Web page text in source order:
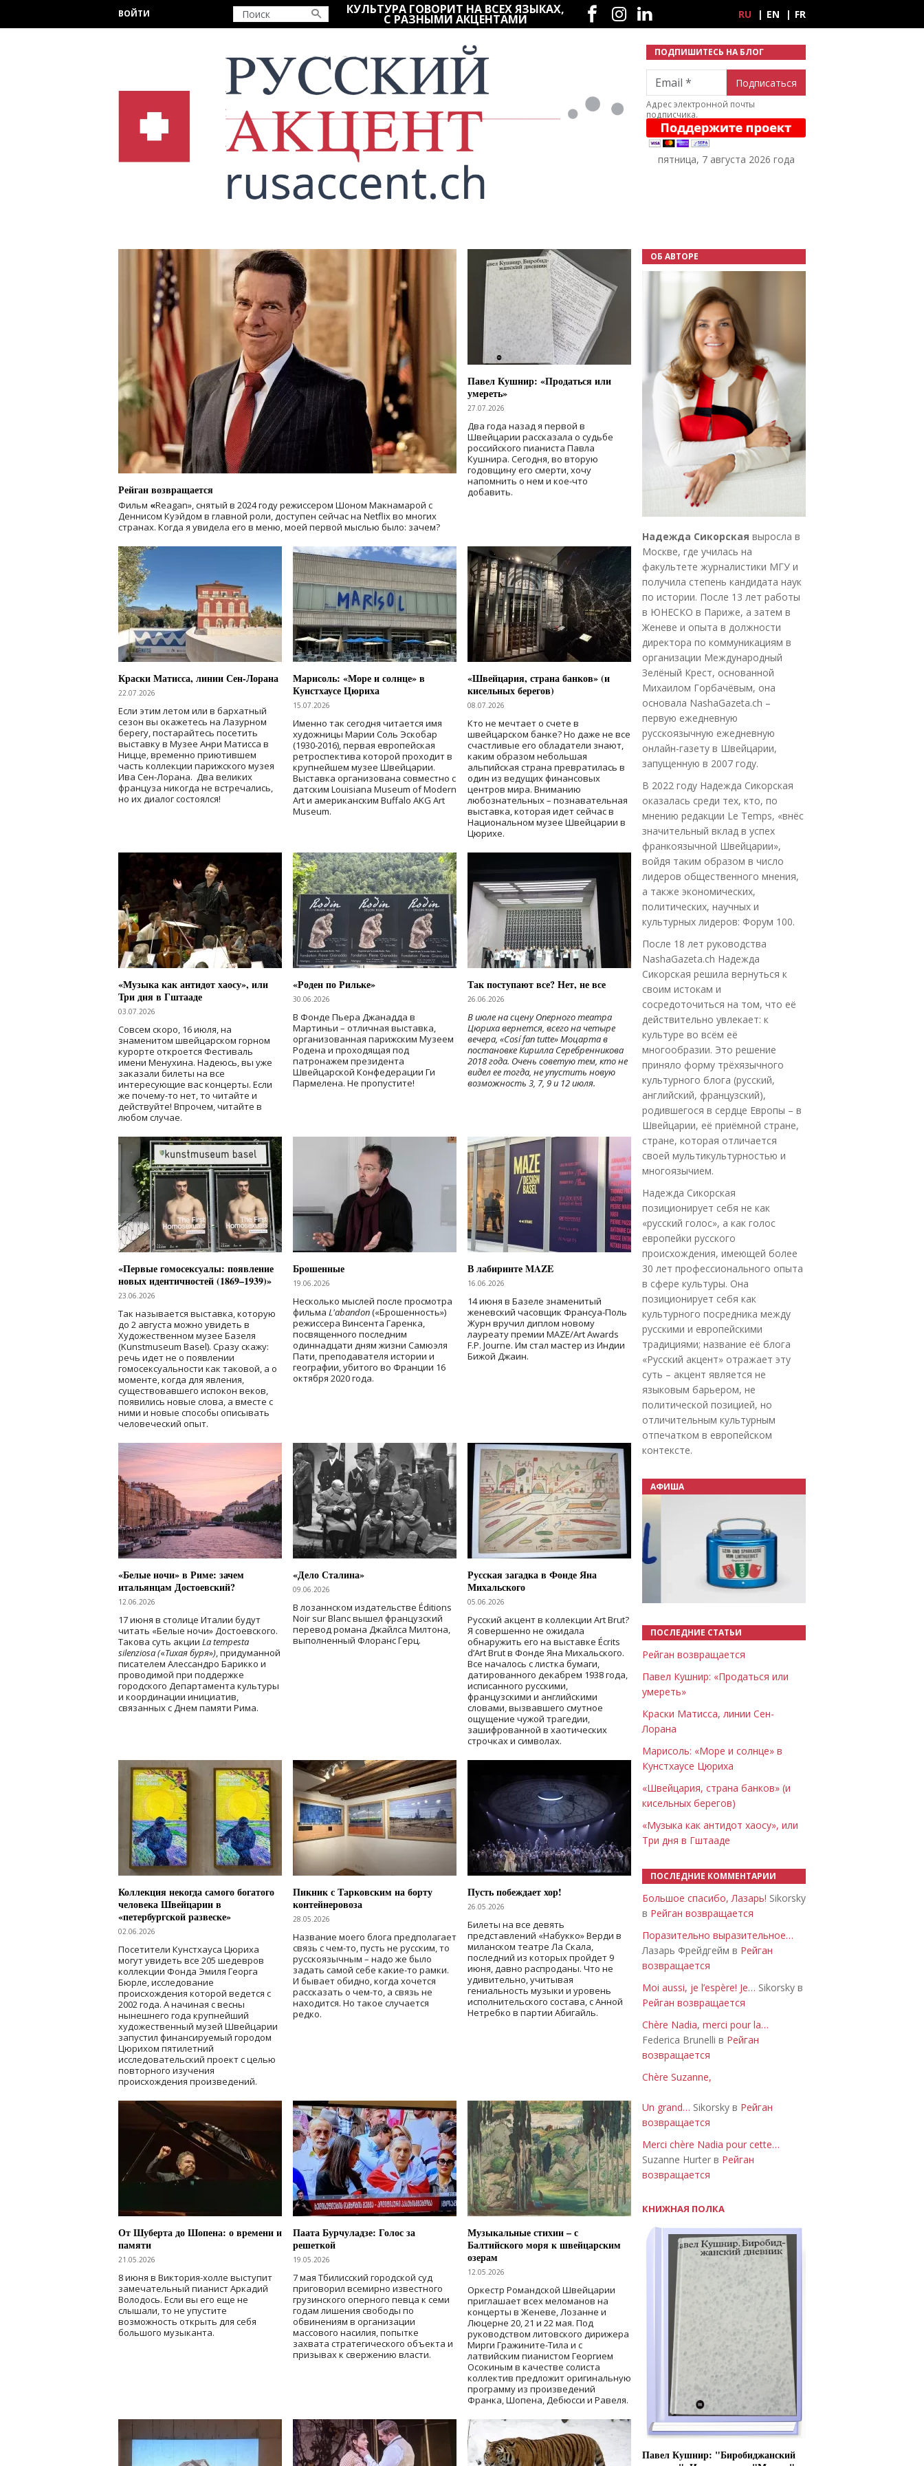
ВОЙТИ КУЛЬТУРА ГОВОРИТ НА ВСЕХ ЯЗЫКАХ,
С РАЗНЫМИ АКЦЕНТАМИ
Социальные сети
RU EN FR
ПОДПИШИТЕСЬ НА БЛОГ
Email
Адрес электронной почты
подписчика.
пятница, 7 августа 2026 года
Рейган возвращается
Фильм «Reagan», снятый в 2024 годурежиссером Шоном Макнамарой с
Деннисом Куэйдом в главной роли, доступен сейчас на Netflix во многих
странах. Когда я увидела его в меню, моей первой мыслью было: зачем?
Павел Кушнир: «Продаться или
умереть»
27.07.2026
Два года назад я первой в
Швейцарии рассказала о судьбе
российского пианиста Павла
Кушнира. Сегодня, во вторую
годовщину его смерти, хочу
напомнить о нем и кое-что
добавить.
Краски Матисса, линии Сен-Лорана
22.07.2026
Если этим летом или в бархатный
сезон вы окажетесь на Лазурном
берегу, постарайтесь посетить
выставку в Музее Анри Матисса в
Ницце, временно приютившем
часть коллекции парижского музея
Ива Сен-Лорана. Два великих
француза никогда не встречались,
но их диалог состоялся!
Марисоль: «Море и солнце» в
Кунстхаусе Цюриха
15.07.2026
Именно так сегодня читается имя
художницы Марии Соль Эскобар
(1930-2016), первая европейская
ретроспектива которой проходит в
крупнейшем музее Швейцарии.
Выставка организована совместно с
датским Louisiana Museum of Modern
Art и американским Buffalo AKG Art
Museum.
«Швейцария, страна банков» (и
кисельных берегов)
08.07.2026
Кто не мечтает о счете в
швейцарском банке? Но даже не все
счастливые его обладатели знают,
каким образом небольшая
альпийская страна превратилась в
один из ведущих финансовых
центров мира. Вниманию
любознательных – познавательная
выставка, которая идет сейчас в
Национальном музее Швейцарии в
Цюрихе.
«Музыка как антидот хаосу», или
Три дня в Гштааде
03.07.2026
Совсем скоро, 16 июля, на
знаменитом швейцарском горном
курорте откроется Фестиваль
имени Менухина. Надеюсь, вы уже
заказали билеты на все
интересующие вас концерты. Если
же почему-то нет, то читайте и
действуйте! Впрочем, читайте в
любом случае.
«Роден по Рильке»
30.06.2026
В Фонде Пьера Джанадда в
Мартиньи – отличная выставка,
организованная парижским Музеем
Родена и проходящая под
патронажем президента
Швейцарской Конфедерации Ги
Пармелена. Не пропустите!
Так поступают все? Нет, не все
26.06.2026
В июле на сцену Оперного театра
Цюриха вернется, всего на четыре
вечера, «Cosí fan tutte» Моцарта в
постановке Кирилла Серебренникова
2018 года. Очень советую тем, кто не
видел ее тогда, не упустить новую
возможность 3, 7, 9 и 12 июля.
«Первые гомосексуалы: появление
новых идентичностей (1869–1939)»
23.06.2026
Так называется выставка, которую
до 2 августа можно увидеть в
Художественном музее Базеля
(Kunstmuseum Basel). Сразу скажу:
речь идет не о появлении
гомосексуальности как таковой, а о
моменте, когда для явления,
существовавшего испокон веков,
появились новые слова, а вместе с
ними и новые способы описывать
человеческий опыт.
Брошенные
19.06.2026
Несколько мыслей после просмотра
фильма L'abandon(«Брошенность»)
режиссера Винсента Гаренка,
посвященного последним
одиннадцати дням жизни Самюэля
Пати, преподавателя истории и
географии, убитого во Франции 16
октября 2020 года.
В лабиринте MAZE
16.06.2026
14 июня в Базеле знаменитый
женевский часовщик Франсуа-Поль
Журн вручил диплом новому
лауреату премии MAZE/Art Awards
F.P. Journe. Им стал мастер из Индии
Бижой Джаин.
«Белые ночи» в Риме: зачем
итальянцам Достоевский?
12.06.2026
17 июня в столице Италии будут
читать «Белые ночи» Достоевского.
Такова суть акции La tempesta
silenziosa («Тихая буря»), придуманной
писателем Алессандро Барикко и
проводимой при поддержке
городского Департамента культуры
и координации инициатив,
связанных с Днем памяти Рима.
«Дело Сталина»
09.06.2026
В лозаннском издательстве Éditions
Noir sur Blanc вышел французский
перевод романа Джайлса Милтона,
выполненный Флоранс Герц.
Русская загадка в Фонде Яна
Михальского
05.06.2026
Русский акцент в коллекции Art Brut?
Я совершенно не ожидала
обнаружить его на выставке Écrits
d’Art Brut в Фонде Яна Михальского.
Все началось с листка бумаги,
датированного декабрем 1938 года,
исписанного русскими,
французскими и английскими
словами, вызвавшего смутное
ощущение чужой трагедии,
зашифрованной в хаотических
строчках и символах.
Коллекция некогда самого богатого
человека Швейцарии в
«петербургской развеске»
02.06.2026
Посетители Кунстхауса Цюриха
могут увидеть все 205 шедевров
коллекции Фонда Эмиля Георга
Бюрле, исследование
происхождения которой ведется с
2002 года. А начиная с весны
нынешнего года крупнейший
художественный музей Швейцарии
запустил финансируемый городом
Цюрихом пятилетний
исследовательский проект с целью
повторного изучения
происхождения произведений.
Пикник с Тарковским на борту
контейнеровоза
28.05.2026
Название моего блога предполагает
связь с чем-то, пусть не русским, то
русскоязычным – надо же было
задать самой себе какие-то рамки.
И бывает обидно, когда хочется
рассказать о чем-то, а связь не
находится. Но такое случается
редко.
Пусть побеждает хор!
26.05.2026
Билеты на все девять
представлений «Набукко» Верди в
миланском театре Ла Скала,
последний из которых пройдет 9
июня, давно распроданы. Что не
удивительно, учитывая
гениальность музыки и уровень
исполнительского состава, с Анной
Нетребко в партии Абигайль.
От Шуберта до Шопена: о времени и
памяти
21.05.2026
8 июня в Виктория-холле выступит
замечательный пианист Аркадий
Володось. Если вы его еще не
слышали, то не упустите
возможность открыть для себя
большого музыканта.
Паата Бурчуладзе: Голос за
решеткой
19.05.2026
7 мая Тбилисский городской суд
приговорил всемирно известного
грузинского оперного певца к семи
годам лишения свободы по
обвинениям в организации
массового насилия, попытке
захвата стратегического объекта и
призывах к свержению власти.
Музыкальные стихии – с
Балтийского моря к швейцарским
озерам
12.05.2026
Оркестр Романдской Швейцарии
приглашает всех меломанов на
концерты в Женеве, Лозанне и
Люцерне 20, 21 и 22 мая. Под
руководством литовского дирижера
Мирги Гражините-Тила и с
латвийским пианистом Георгием
Осокиным в качестве солиста
коллектив предложит оригинальную
программу из произведений
Франка, Шопена, Дебюсси и Равеля.
ОБ АВТОРЕ
Надежда Сикорская выросла в
Москве, где училась на
факультете журналистики МГУ и
получила степень кандидата наук
по истории. После 13 лет работы
в ЮНЕСКО в Париже, а затем в
Женеве и опыта в должности
директора по коммуникациям в
организации Международный
Зелёный Крест, основанной
Михаилом Горбачёвым, она
основала NashaGazeta.ch –
первую ежедневную
русскоязычную ежедневную
онлайн-газету в Швейцарии,
запущенную в 2007 году.
В 2022 году Надежда Сикорская
оказалась среди тех, кто, по
мнению редакции Le Temps, «внёс
значительный вклад в успех
франкоязычной Швейцарии»,
войдя таким образом в число
лидеров общественного мнения,
а также экономических,
политических, научных и
культурных лидеров: Форум 100.
После 18 лет руководства
NashaGazeta.ch Надежда
Сикорская решила вернуться к
своим истокам и
сосредоточиться на том, что её
действительно увлекает: к
культуре во всём её
многообразии. Это решение
приняло форму трёхязычного
культурного блога (русский,
английский, французский),
родившегося в сердце Европы – в
Швейцарии, её приёмной стране,
стране, которая отличается
своей мультикультурностью и
многоязычием.
Надежда Сикорская
позиционирует себя не как
«русский голос», а как голос
европейки русского
происхождения, имеющей более
30 лет профессионального опыта
в сфере культуры. Она
позиционирует себя как
культурного посредника между
русскими и европейскими
традициями; название её блога
«Русский акцент» отражает эту
суть – акцент является не
языковым барьером, не
политической позицией, но
отличительным культурным
отпечатком в европейском
контексте.
АФИША
ПОСЛЕДНИЕ СТАТЬИ
Рейган возвращается
Павел Кушнир: «Продаться или
умереть»
Краски Матисса, линии Сен-
Лорана
Марисоль: «Море и солнце» в
Кунстхаусе Цюриха
«Швейцария, страна банков» (и
кисельных берегов)
«Музыка как антидот хаосу», или
Три дня в Гштааде
ПОСЛЕДНИЕ КОММЕНТАРИИ
Большое спасибо, Лазарь! Sikorsky
в Рейган возвращается
Поразительно выразительное…
Лазарь Фрейдгейм в Рейган
возвращается
Moi aussi, je l’espère! Je… Sikorsky в
Рейган возвращается
Chère Nadia, merci pour la…
Federica Brunelli в Рейган
возвращается
Chère Suzanne,
Un grand… Sikorsky в Рейган
возвращается
Merci chère Nadia pour cette…
Suzanne Hurter в Рейган
возвращается
КНИЖНАЯ ПОЛКА
Павел Кушнир: "Биробиджанский